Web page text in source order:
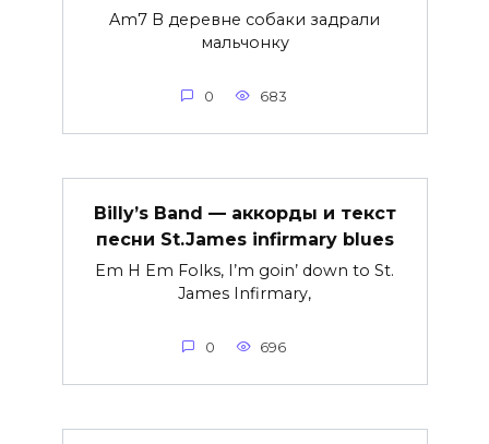
Am7 В деревне собаки задрали
мальчонку
0 683
Billy’s Band — аккорды и текст
песни St.James infirmary blues
Em H Em Folks, I’m goin’ down to St.
James Infirmary,
0 696